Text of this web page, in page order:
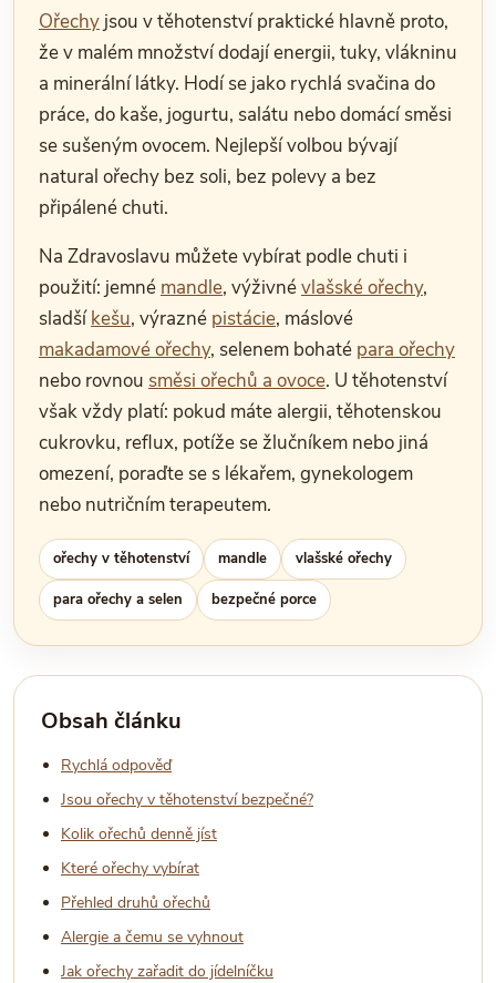
Ořechy jsou v těhotenství praktické hlavně proto,
že v malém množství dodají energii, tuky, vlákninu
a minerální látky. Hodí se jako rychlá svačina do
práce, do kaše, jogurtu, salátu nebo domácí směsi
se sušeným ovocem. Nejlepší volbou bývají
natural ořechy bez soli, bez polevy a bez
připálené chuti.
Na Zdravoslavu můžete vybírat podle chuti i
použití: jemné mandle, výživnévlašské ořechy,
sladšíkešu, výrazné pistácie, máslové
makadamové ořechy, selenem bohaté para ořechy
nebo rovnou směsi ořechů a ovoce. U těhotenství
však vždy platí: pokud máte alergii, těhotenskou
cukrovku, reflux, potíže se žlučníkem nebo jiná
omezení, poraďte se s lékařem, gynekologem
nebo nutričním terapeutem.
ořechy v těhotenství mandle vlašské ořechy
para ořechy a selen bezpečné porce
Obsah článku
Rychlá odpověď
Jsou ořechy v těhotenství bezpečné?
Kolik ořechů denně jíst
Které ořechy vybírat
Přehled druhů ořechů
Alergie a čemu se vyhnout
Jak ořechy zařadit do jídelníčku